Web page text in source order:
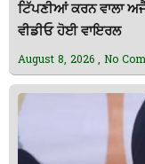
ਟਿੱਪਣੀਆਂ ਕਰਨ ਵਾਲਾ
ਵੀਡੀਓ ਹੋਈ ਵਾਇਰਲ
August 8, 2026 No